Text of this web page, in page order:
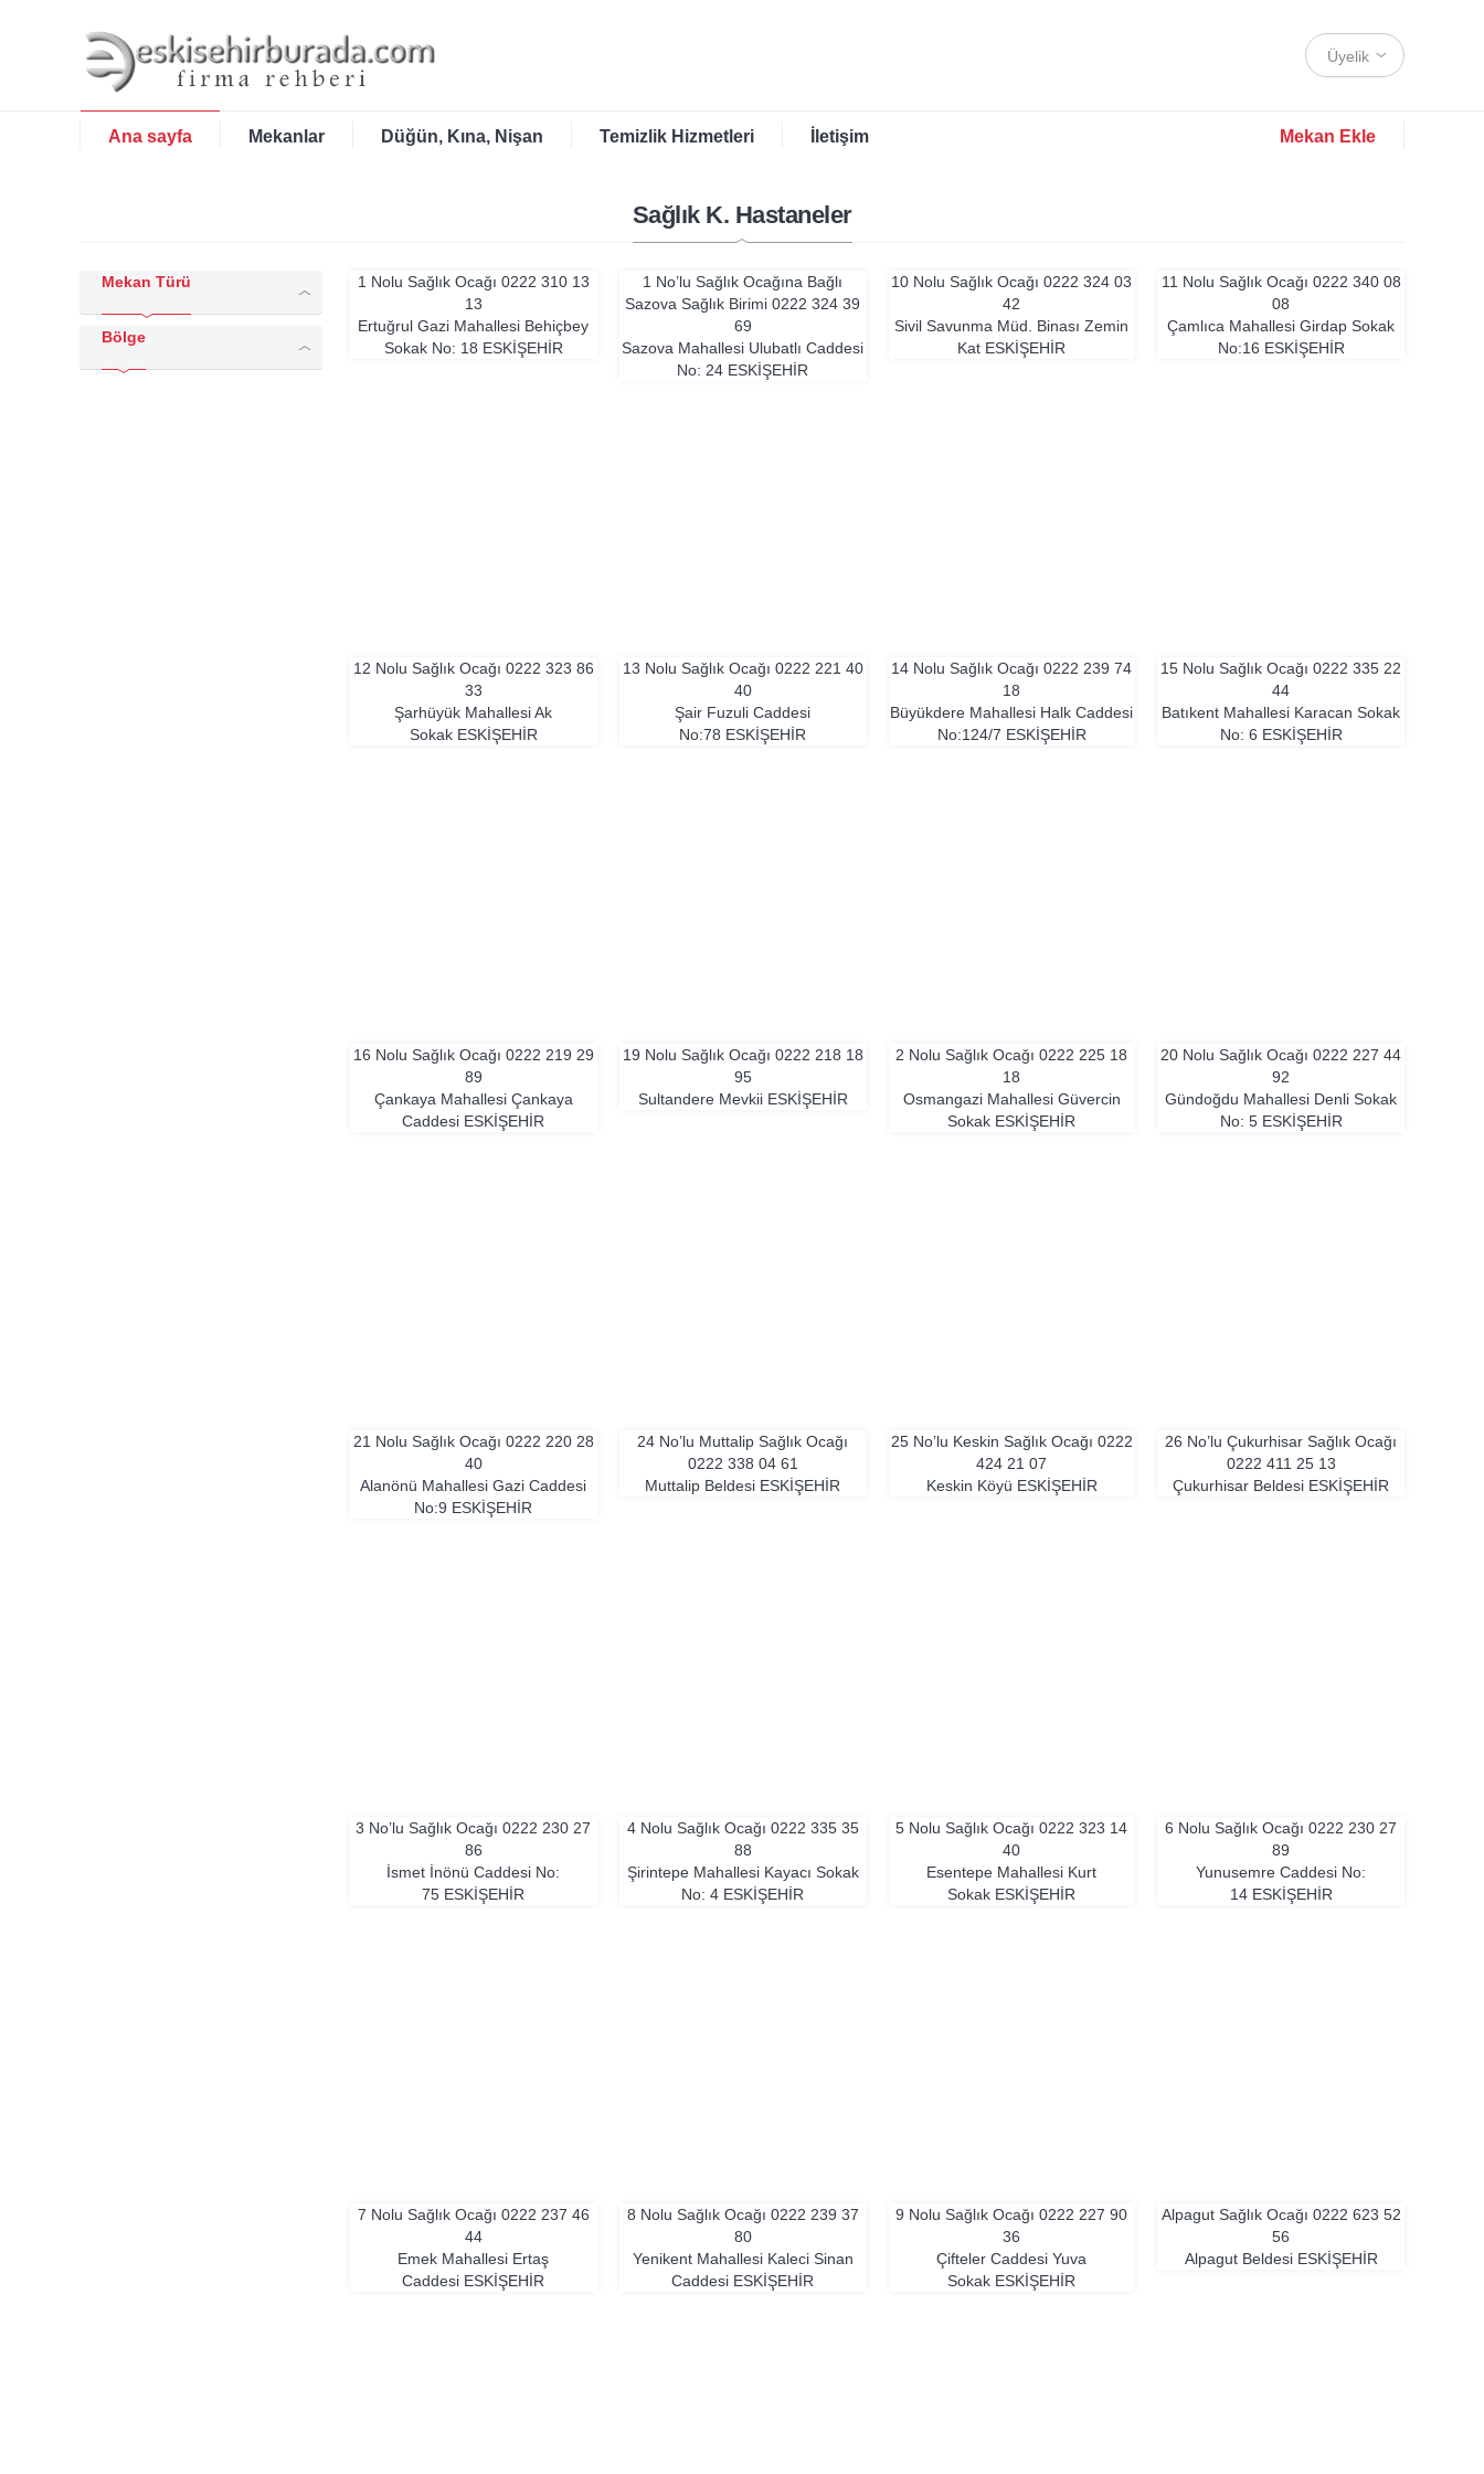
Üyelik
Ana sayfa Mekanlar Düğün, Kına, Nişan Temizlik Hizmetleri İletişim Mekan Ekle
Sağlık K. Hastaneler
Mekan Türü
Bölge
1 Nolu Sağlık Ocağı 0222 310 13
13
Ertuğrul Gazi Mahallesi Behiçbey
Sokak No: 18 ESKIŞEHIR
1 No’lu Sağlık Ocağına Bağlı
Sazova Sağlık Birimi0222 324 39
69
Sazova Mahallesi Ulubatlı Caddesi
No: 24 ESKIŞEHIR
10 Nolu Sağlık Ocağı0222 324 03
42
Sivil Savunma Müd. Binası Zemin
Kat ESKIŞEHIR
11 Nolu Sağlık Ocağı 0222 340 08
08
Çamlıca Mahallesi Girdap Sokak
No:16 ESKIŞEHIR
12 Nolu Sağlık Ocağı 0222 323 86
33
Şarhüyük Mahallesi Ak
Sokak ESKIŞEHIR
13 Nolu Sağlık Ocağı 0222 221 40
40
Şair Fuzuli Caddesi
No:78 ESKIŞEHIR
14 Nolu Sağlık Ocağı0222 239 74
18
Büyükdere Mahallesi Halk Caddesi
No:124/7 ESKIŞEHIR
15 Nolu Sağlık Ocağı0222 335 22
44
Batıkent Mahallesi Karacan Sokak
No: 6 ESKIŞEHIR
16 Nolu Sağlık Ocağı 0222 219 29
89
Çankaya Mahallesi Çankaya
Caddesi ESKIŞEHIR
19 Nolu Sağlık Ocağı 0222 218 18
95
Sultandere Mevkii ESKIŞEHIR
2 Nolu Sağlık Ocağı0222 225 18
18
Osmangazi Mahallesi Güvercin
Sokak ESKIŞEHIR
20 Nolu Sağlık Ocağı0222 227 44
92
Gündoğdu Mahallesi Denli Sokak
No: 5 ESKIŞEHIR
21 Nolu Sağlık Ocağı 0222 220 28
40
Alanönü Mahallesi Gazi Caddesi
No:9 ESKIŞEHIR
24 No’lu Muttalip Sağlık Ocağı
0222 338 04 61
Muttalip Beldesi ESKIŞEHIR
25 No’lu Keskin Sağlık Ocağı 0222
424 21 07
Keskin Köyü ESKIŞEHIR
26 No’lu Çukurhisar Sağlık Ocağı
0222 411 25 13
Çukurhisar Beldesi ESKIŞEHIR
3 No’lu Sağlık Ocağı0222 230 27
86
İsmet İnönü Caddesi No:
75 ESKIŞEHIR
4 Nolu Sağlık Ocağı 0222 335 35
88
Şirintepe Mahallesi Kayacı Sokak
No: 4 ESKIŞEHIR
5 Nolu Sağlık Ocağı0222 323 14
40
Esentepe Mahallesi Kurt
Sokak ESKIŞEHIR
6 Nolu Sağlık Ocağı0222 230 27
89
Yunusemre Caddesi No:
14 ESKIŞEHIR
7 Nolu Sağlık Ocağı 0222 237 46
44
Emek Mahallesi Ertaş
Caddesi ESKIŞEHIR
8 Nolu Sağlık Ocağı 0222 239 37
80
Yenikent Mahallesi Kaleci Sinan
Caddesi ESKIŞEHIR
9 Nolu Sağlık Ocağı0222 227 90
36
Çifteler Caddesi Yuva
Sokak ESKIŞEHIR
Alpagut Sağlık Ocağı 0222 623 52
56
Alpagut Beldesi ESKIŞEHIR